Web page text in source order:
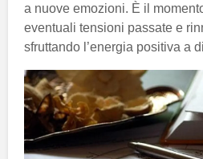
a nuove emozioni. È il
eventuali tensioni passate e
sfruttando l’energia positiva a